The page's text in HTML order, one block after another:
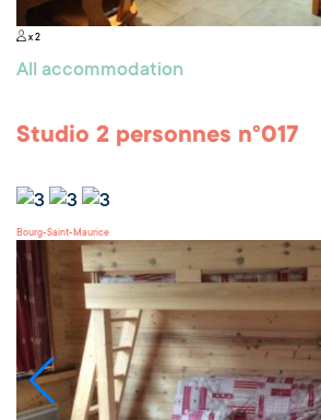
x 2
All accommodation
Studio 2 personnes n°017
Bourg-Saint-Maurice